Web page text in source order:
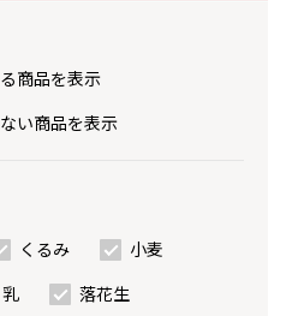
商品を表示
い商品を表示
くるみ
小麦
乳
落花生